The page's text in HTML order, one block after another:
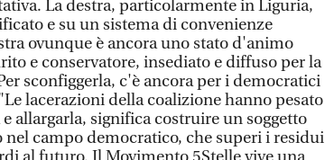
La destra, particolarmente in Liguria,
e su un sistema di convenienze
ovunque è ancora uno stato d'animo
e conservatore, insediato e diffuso per la
sconfiggerla, c'è ancora per i democratici
lacerazioni della coalizione hanno pesato
allargarla, significa costruire un soggetto
campo democratico, che superi i residui